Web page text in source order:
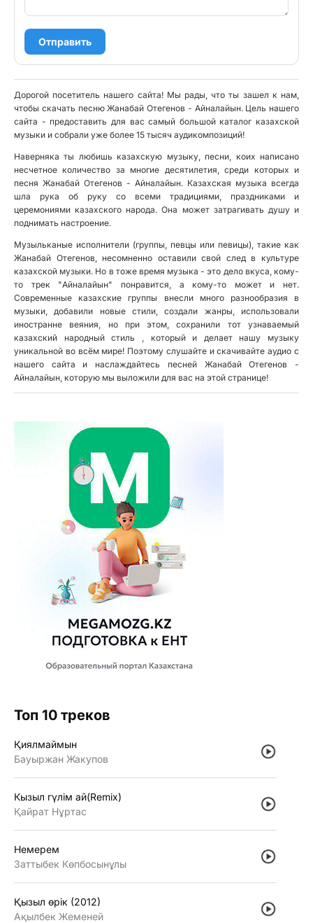
Отправить
Дорогой посетитель нашего сайта! Мы рады, что ты зашел к нам,
чтобы скачать песню Жанабай Отегенов - Айналайын. Цель нашего
сайта - предоставить для вас самый большой каталог казахской
музыки и собрали уже более 15 тысяч аудикомпозиций!
Наверняка ты любишь казахскую музыку, песни, коих написано
несчетное количество за многие десятилетия, среди которых и
песня Жанабай Отегенов - Айналайын. Казахская музыка всегда
шла рука об руку со всеми традициями, праздниками и
церемониями казахского народа. Она может затрагивать душу и
поднимать настроение.
Музыльканые исполнители (группы, певцы или певицы), такие как
Жанабай Отегенов, несомненно оставили свой след в культуре
казахской музыки. Но в тоже время музыка - это дело вкуса, кому-
то трек "Айналайын" понравится, а кому-то может и нет.
Современные казахские группы внесли много разнообразия в
музыки, добавили новые стили, создали жанры, использовали
иностранне веяния, но при этом, сохранили тот узнаваемый
казахский народный стиль , который и делает нашу музыку
уникальной во всём мире! Поэтому слушайте и скачивайте аудио с
нашего сайта и наслаждайтесь песней Жанабай Отегенов -
Айналайын, которую мы выложили для вас на этой странице!
Топ 10 треков
Қиялмаймын
Бауыржан Жакупов
Кызыл гүлiм ай(Remix)
Қайрат Нұртас
Немерем
Заттыбек Көпбосынұлы
Қызыл өрiк (2012)
Ақылбек Жеменей